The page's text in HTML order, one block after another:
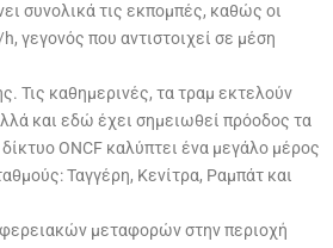
συνολικά τις εκπομπές, καθώς οι
γεγονός που αντιστοιχεί σε μέση
Τις καθημερινές, τα τραμ εκτελούν
και εδώ έχει σημειωθεί πρόοδος τα
δίκτυο ONCF καλύπτει ένα μεγάλο μέρος
Ταγγέρη, Κενίτρα, Ραμπάτ και
μεταφορώνστην περιοχή